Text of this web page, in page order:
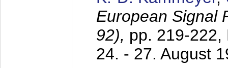
European Signal
92), pp. 219-222,
24. - 27. August